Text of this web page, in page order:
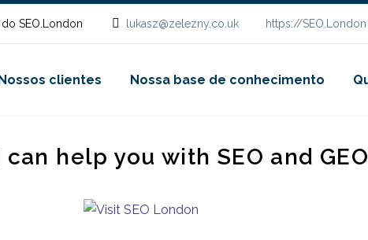
SEO.London lukasz@zelezny.co.uk https://SEO.London
clientes Nossa base de conhecimento
help you with SEO and